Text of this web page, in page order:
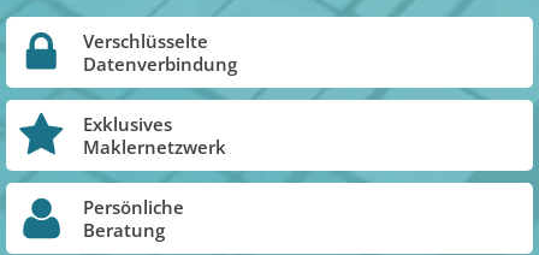
Verschlüsselte
Datenverbindung
Exklusives
Maklernetzwerk
Persönliche
Beratung